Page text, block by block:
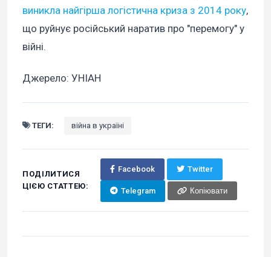
виникла найгірша логістична криза з 2014 року,
що руйнує російський наратив про "перемогу" у
війні.
Джерело: УНІАН
ТЕГИ: війна в україні
ПОДІЛИТИСЯ
ЦІЄЮ СТАТТЕЮ:
Facebook Twitter
Telegram Копіювати